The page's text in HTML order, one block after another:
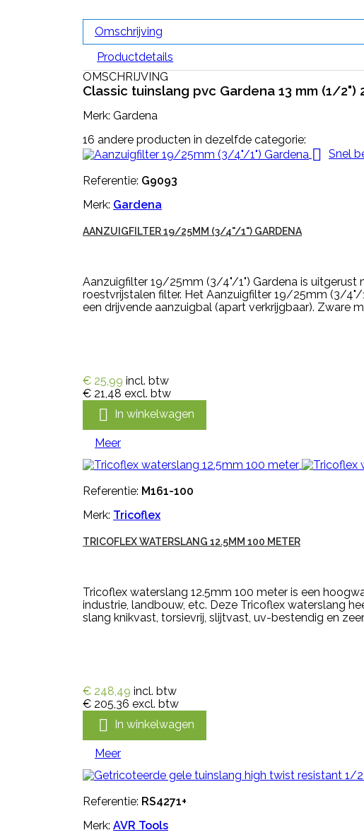
Omschrijving
Productdetails
OMSCHRIJVING
Classic tuinslang pvc Gardena 13 mm (1/2")
Merk: Gardena
16 andere producten in dezelfde categorie:
 Snel
Referentie: G9093
Merk: Gardena
AANZUIGFILTER 19/25MM (3/4"/1") GARDENA
Aanzuigfilter 19/25mm (3/4"/1") Gardena is uitgerust
roestvrijstalen filter. Het Aanzuigfilter 19/25mm (3/
een drijvende aanzuigbal (apart verkrijgbaar). Zware
€ 25,99 incl. btw
€ 21,48 excl. btw
 In winkelwagen
Meer
Referentie: M161-100
Merk: Tricoflex
TRICOFLEX WATERSLANG 12.5MM 100 METER
Tricoflex waterslang 12.5mm 100 meter is een
industrie, landbouw, etc. Deze Tricoflex waterslang
slang knikvast, torsievrij, slijtvast, uv-bestendig en
€ 248,49 incl. btw
€ 205,36 excl. btw
 In winkelwagen
Meer
Referentie: RS4271+
Merk: AVR Tools